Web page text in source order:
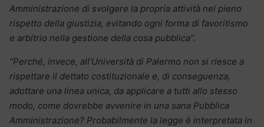
Amministrazione di svolgere la propria attività nel pieno
rispetto della giustizia, evitando ogni forma di favoritismo
e arbitrio nella gestione della cosa pubblica”.
“Perché, invece, all’Università di Palermo non si riesce a
rispettare il dettato costituzionale e, di conseguenza,
adottare una linea unica, da applicare a tutti allo stesso
modo, come dovrebbe avvenire in una sana Pubblica
Amministrazione? Probabilmente la legge è interpretata in